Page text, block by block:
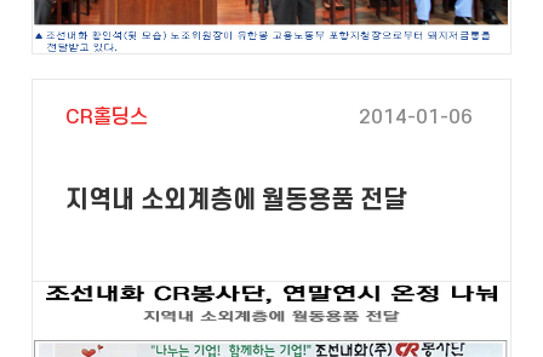
CR홀딩스 2014-01-06
지역내 소외계층에 월동용품 전달